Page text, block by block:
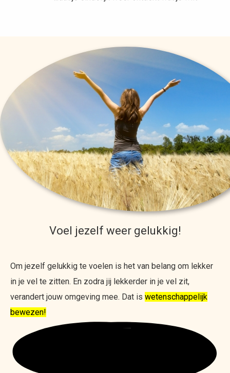
Voel jezelf weer gelukkig!
Om jezelf gelukkig te voelen is het van belang om lekker
in je vel te zitten. En zodra jij lekkerder in je vel zit,
verandert jouw omgeving mee. Dat is wetenschappelijk
bewezen!